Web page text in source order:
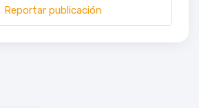
Reportar publicación